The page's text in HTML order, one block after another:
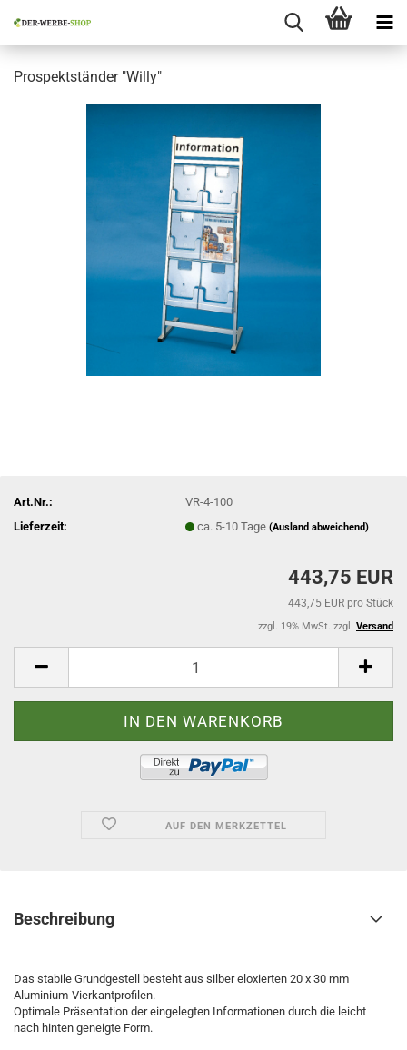
Prospektständer "Willy"
Art.Nr.:
VR-4-100
Lieferzeit:
ca. 5-10 Tage(Ausland abweichend)
443,75 EUR
443,75 EUR pro Stück
zzgl. 19% MwSt. zzgl. Versand
AUF DEN MERKZETTEL
Beschreibung
Das stabile Grundgestell besteht aus silber eloxierten 20 x 30 mm
Aluminium-Vierkantprofilen.
Optimale Präsentation der eingelegten Informationen durch die leicht
nach hinten geneigte Form.